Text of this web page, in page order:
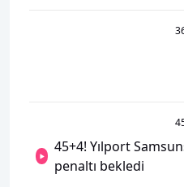
45+4! Yılport
penaltı bekledi